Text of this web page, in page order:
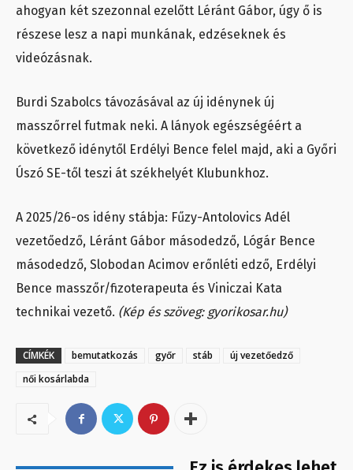
ahogyan két szezonnal ezelőtt Léránt Gábor, úgy ő is
részese lesz a napi munkának, edzéseknek és
videózásnak.
Burdi Szabolcs távozásával az új idénynek új
masszőrrel futmak neki. A lányok egészségéért a
következő idénytől Erdélyi Bence felel majd, aki a Győri
Úszó SE-től teszi át székhelyét Klubunkhoz.
A 2025/26-os idény stábja: Fűzy-Antolovics Adél
vezetőedző, Léránt Gábor másodedző, Lógár Bence
másodedző, Slobodan Acimov erőnléti edző, Erdélyi
Bence masszőr/fizoterapeuta és Viniczai Kata
technikai vezető. (Kép és szöveg: gyorikosar.hu)
CÍMKÉK bemutatkozás győr stáb
új vezetőedző
női kosárlabda